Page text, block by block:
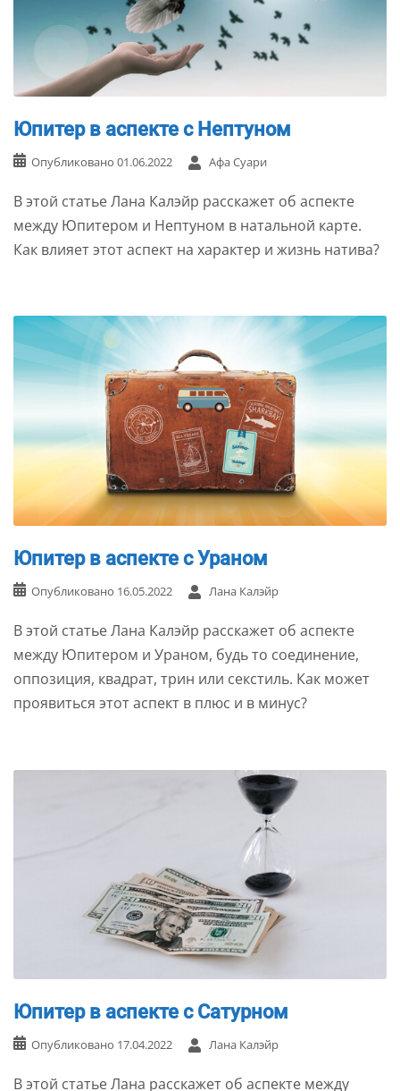
Юпитер в аспекте с Нептуном
Опубликовано 01.06.2022 Афа Суари
В этой статье Лана Калэйр расскажет об аспекте
между Юпитером и Нептуном в натальной карте.
Как влияет этот аспект на характер и жизнь натива?
Юпитер в аспекте с Ураном
Опубликовано 16.05.2022 Лана Калэйр
В этой статье Лана Калэйр расскажет об аспекте
между Юпитером и Ураном, будь то соединение,
оппозиция, квадрат, трин или секстиль. Как может
проявиться этот аспект в плюс и в минус?
Юпитер в аспекте с Сатурном
Опубликовано 17.04.2022 Лана Калэйр
В этой статье Лана расскажет об аспекте между